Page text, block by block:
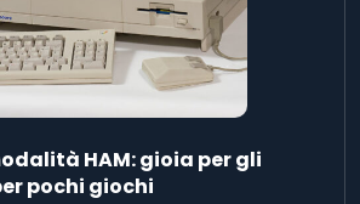
HAM: gioia per gli
pochi giochi